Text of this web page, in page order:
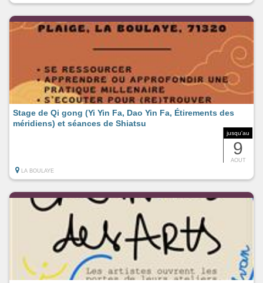
jusqu'au
9
AOUT
Stage de Qi gong (Yi Yin Fa, Dao Yin Fa, Étirements des
méridiens) et séances de Shiatsu
LA BOULAYE